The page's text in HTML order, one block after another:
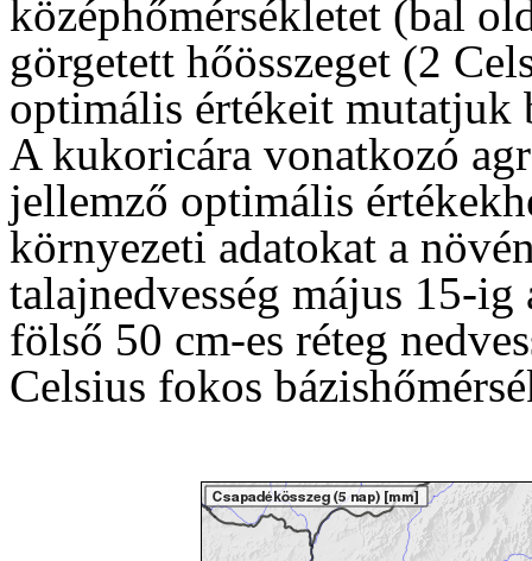
középhőmérsékletet (bal
görgetett hőösszeget (2
optimális értékeit
A kukoricára vonatkozó
jellemző optimális
környezeti adatokat a
talajnedvesség május 15-
fölső 50 cm-es réteg
Celsius fokos